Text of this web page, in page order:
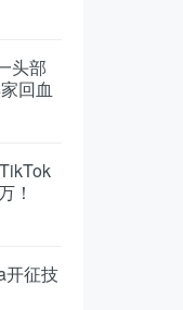
头部
回血
！
开征技